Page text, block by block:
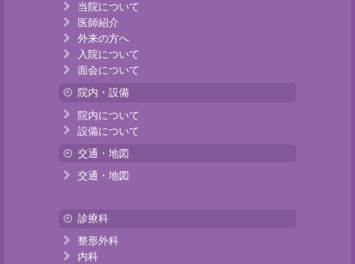
当院について
医師紹介
外来の方へ
入院について
面会について
院内・設備
院内について
設備について
交通・地図
交通・地図
診療科
整形外科
内科